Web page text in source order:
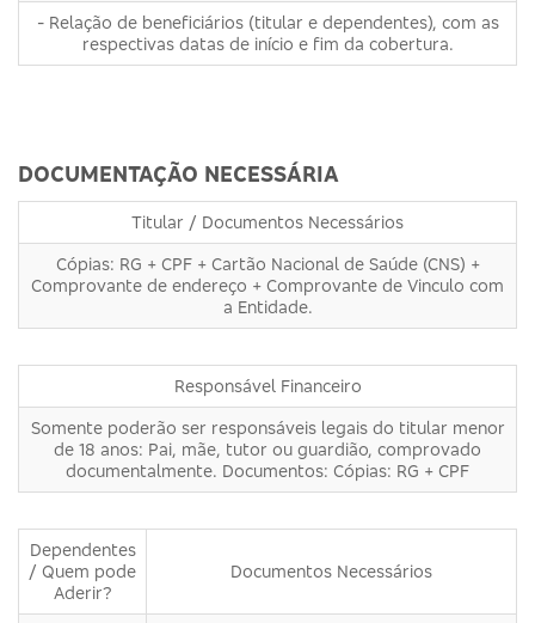
- Relação de beneficiários (titular e dependentes), com as
respectivas datas de início e fim da cobertura.
DOCUMENTAÇÃO NECESSÁRIA
Titular / Documentos Necessários
Cópias: RG + CPF + Cartão Nacional de Saúde (CNS) +
Comprovante de endereço + Comprovante de Vinculo com
a Entidade.
Responsável Financeiro
Somente poderão ser responsáveis legais do titular menor
de 18 anos: Pai, mãe, tutor ou guardião, comprovado
documentalmente. Documentos: Cópias: RG + CPF
Dependentes
/ Quem pode
Aderir?
Documentos Necessários